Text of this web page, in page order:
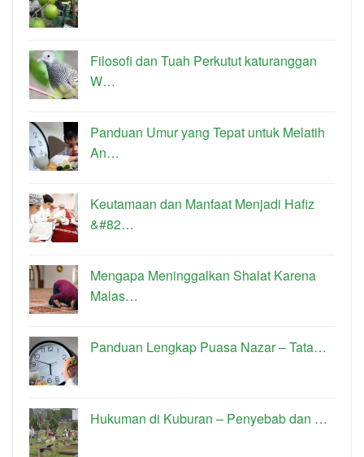
Filosofi dan Tuah Perkutut katuranggan
W…
Panduan Umur yang Tepat untuk Melatih
An…
Keutamaan dan Manfaat Menjadi Hafiz
&#82…
Mengapa Meninggalkan Shalat Karena
Malas…
Panduan Lengkap Puasa Nazar – Tata…
Hukuman di Kuburan – Penyebab dan …